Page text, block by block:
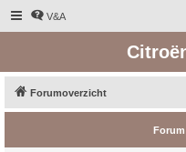
V&A
Forumoverzicht